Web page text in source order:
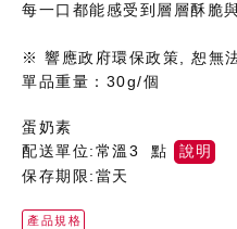
每一口都能感受到層層酥脆
※ 響應政府環保政策, 恕無
單品重量：30g/個
蛋奶素
配送單位:常溫3 點
說明
保存期限:當天
產品規格